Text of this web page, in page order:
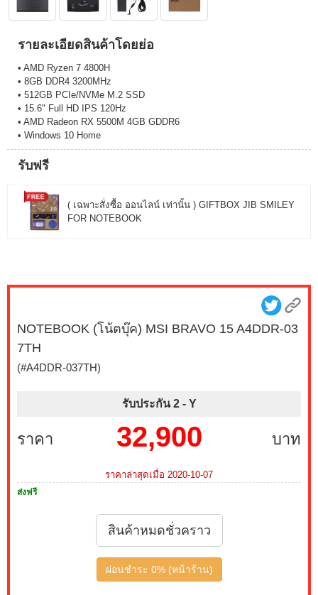
รายละเอียดสินค้าโดยย่อ
• AMD Ryzen 7 4800H
• 8GB DDR4 3200MHz
• 512GB PCIe/NVMe M.2 SSD
• 15.6" Full HD IPS 120Hz
• AMD Radeon RX 5500M 4GB GDDR6
• Windows 10 Home
รับฟรี
( เฉพาะสั่งซื้อ ออนไลน์ เท่านั้น ) GIFTBOX JIB SMILEY
FOR NOTEBOOK
NOTEBOOK (โน้ตบุ๊ค) MSI BRAVO 15 A4DDR-03
7TH
(#A4DDR-037TH)
รับประกัน 2 - Y
ราคา บาท
32,900
ราคาล่าสุดเมื่อ 2020-10-07
ส่งฟรี
สินค้าหมดชั่วคราว
ผ่อนชำระ 0% (หน้าร้าน)